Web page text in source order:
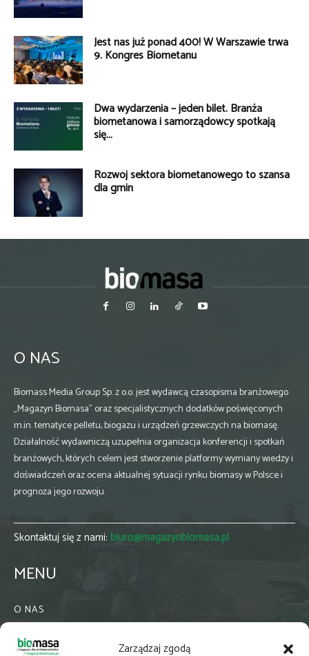
Zarządzaj zgodą
Jest nas już ponad 400! W Warszawie trwa
9. Kongres Biometanu
Dwa wydarzenia – jeden bilet. Branża
biometanowa i samorządowcy spotkają
się...
Rozwój sektora biometanowego to szansa
dla gmin
O NAS
Biomass Media Group Sp. z o.o. jest wydawcą czasopisma branżowego
„Magazyn Biomasa” oraz specjalistycznych dodatków poświęconych
m.in. tematyce pelletu, biogazu i urządzeń grzewczych na biomasę.
Działalność wydawniczą uzupełnia organizacja konferencji i spotkań
branżowych, których celem jest stworzenie platformy wymiany wiedzy i
doświadczeń oraz ocena aktualnej sytuacji rynku biomasy w Polsce i
prognoza jego rozwoju.
Skontaktuj się z nami: biuro@magazynbiomasa.pl
MENU
O NAS
WSPÓŁPRACA